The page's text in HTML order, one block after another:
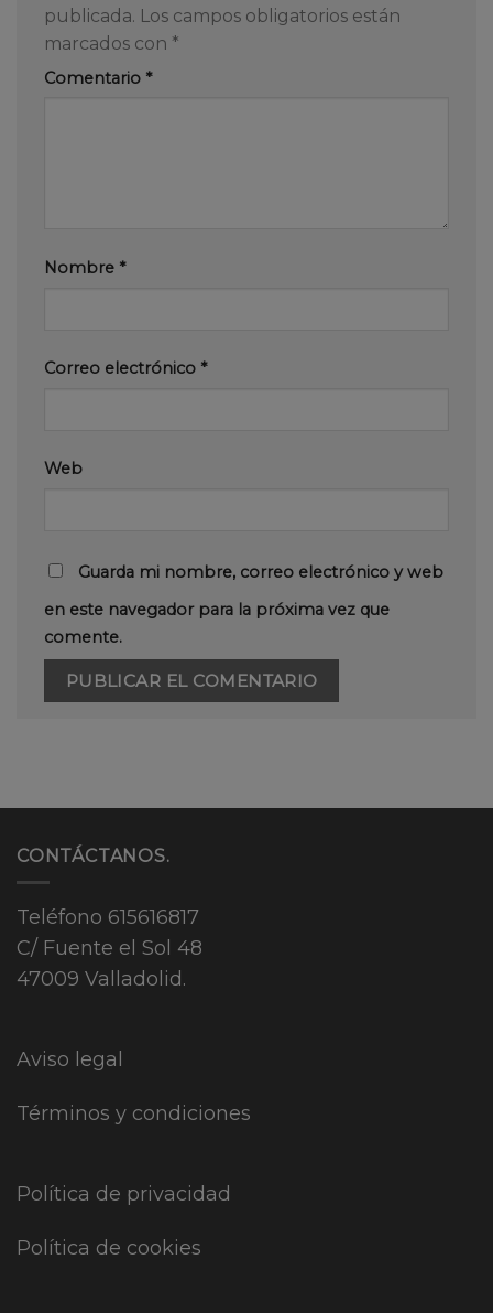
publicada. Los campos obligatorios están
marcados con *
Comentario *
Nombre *
Correo electrónico *
Web
Guarda mi nombre, correo electrónico y web
en este navegador para la próxima vez que
comente.
CONTÁCTANOS.
Teléfono 615616817
C/ Fuente el Sol 48
47009 Valladolid.
Aviso legal
Términos y condiciones
Política de privacidad
Política de cookies